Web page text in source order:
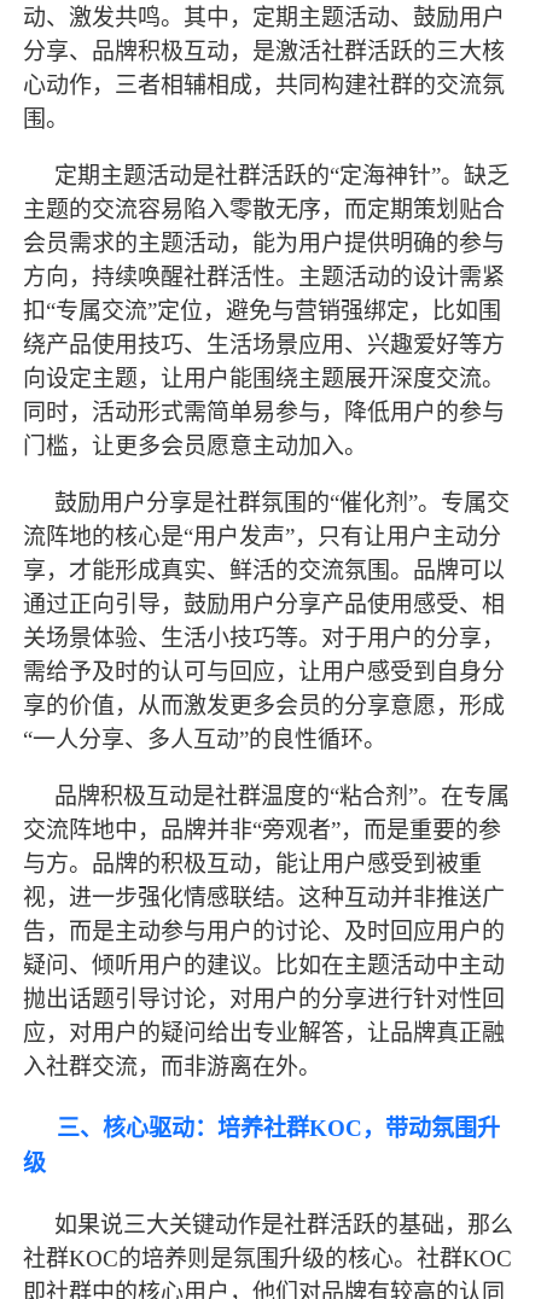
动、激发共鸣。其中，定期主题活动、鼓励用户
分享、品牌积极互动，是激活社群活跃的三大核
心动作，三者相辅相成，共同构建社群的交流氛
围。
定期主题活动是社群活跃的“定海神针”。缺乏
主题的交流容易陷入零散无序，而定期策划贴合
会员需求的主题活动，能为用户提供明确的参与
方向，持续唤醒社群活性。主题活动的设计需紧
扣“专属交流”定位，避免与营销强绑定，比如围
绕产品使用技巧、生活场景应用、兴趣爱好等方
向设定主题，让用户能围绕主题展开深度交流。
同时，活动形式需简单易参与，降低用户的参与
门槛，让更多会员愿意主动加入。
鼓励用户分享是社群氛围的“催化剂”。专属交
流阵地的核心是“用户发声”，只有让用户主动分
享，才能形成真实、鲜活的交流氛围。品牌可以
通过正向引导，鼓励用户分享产品使用感受、相
关场景体验、生活小技巧等。对于用户的分享，
需给予及时的认可与回应，让用户感受到自身分
享的价值，从而激发更多会员的分享意愿，形成
“一人分享、多人互动”的良性循环。
品牌积极互动是社群温度的“粘合剂”。在专属
交流阵地中，品牌并非“旁观者”，而是重要的参
与方。品牌的积极互动，能让用户感受到被重
视，进一步强化情感联结。这种互动并非推送广
告，而是主动参与用户的讨论、及时回应用户的
疑问、倾听用户的建议。比如在主题活动中主动
抛出话题引导讨论，对用户的分享进行针对性回
应，对用户的疑问给出专业解答，让品牌真正融
入社群交流，而非游离在外。
三、核心驱动：培养社群KOC，带动氛围升
级
如果说三大关键动作是社群活跃的基础，那么
社群KOC的培养则是氛围升级的核心。社群KOC
即社群中的核心用户，他们对品牌有较高的认同